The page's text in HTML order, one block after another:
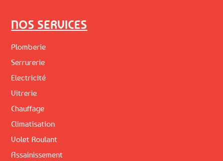
NOS SERVICES
Plomberie
Serrurerie
Electricité
Vitrerie
Chauffage
Climatisation
Volet Roulant
Assainissement